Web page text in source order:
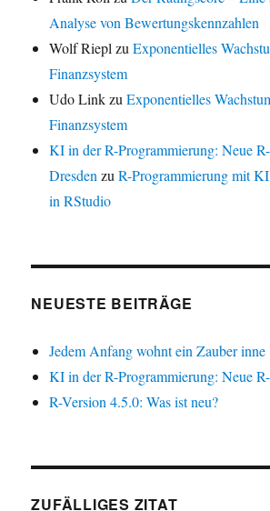
Analyse von Bewertungskennzahlen
Wolf RieplzuExponentielles
Finanzsystem
Udo LinkzuExponentielles
Finanzsystem
KI in der R-Programmierung: Neue
DresdenzuR-Programmierung mit
in RStudio
NEUESTE BEITRÄGE
Jedem Anfang wohnt ein Zauber
KI in der R-Programmierung: Neue
R-Version 4.5.0: Was ist neu?
ZUFÄLLIGES ZITAT